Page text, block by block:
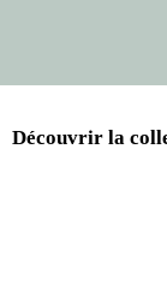
Découvrir la